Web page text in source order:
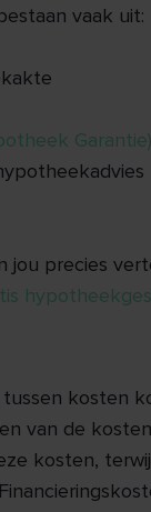
vaak uit:
Garantie)
jou precies
kosten
van de
kosten,